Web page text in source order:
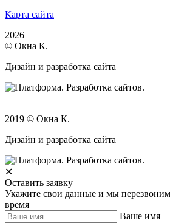
Карта сайта
2026
© Окна К.
Дизайн и разработка сайта
2019 © Окна К.
Дизайн и разработка сайта
✕
Оставить заявку
Укажите свои данные и мы
время
Ваше имя